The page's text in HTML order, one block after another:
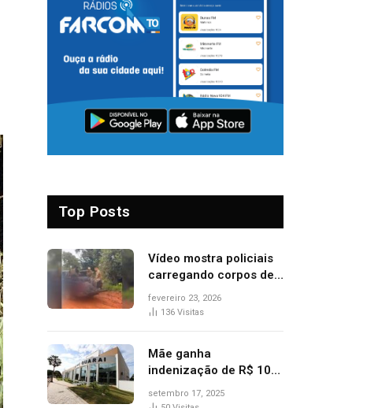
Top Posts
Vídeo mostra policiais
carregando corpos de
suspeitos mortos em
confronto dentro de
fevereiro 23, 2026
136 Visitas
Mãe ganha
indenização de R$ 10
mil após comprar doce
‘zero lactose’ e filha ter
setembro 17, 2025